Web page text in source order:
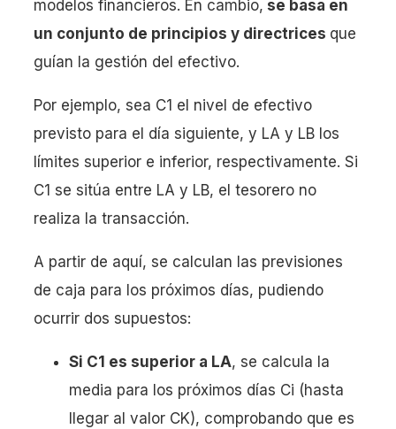
modelos financieros. En cambio, se basa en
un conjunto de principios y directrices que
guían la gestión del efectivo.
Por ejemplo, sea C1 el nivel de efectivo
previsto para el día siguiente, y LA y LB los
límites superior e inferior, respectivamente. Si
C1 se sitúa entre LA y LB, el tesorero no
realiza la transacción.
A partir de aquí, se calculan las previsiones
de caja para los próximos días, pudiendo
ocurrir dos supuestos:
Si C1 es superior a LA, se calcula la
media para los próximos días Ci (hasta
llegar al valor CK), comprobando que es